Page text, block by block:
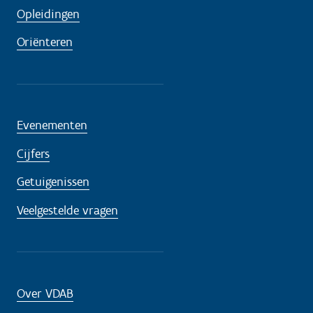
Opleidingen
Oriënteren
Evenementen
Cijfers
Getuigenissen
Veelgestelde vragen
Over VDAB